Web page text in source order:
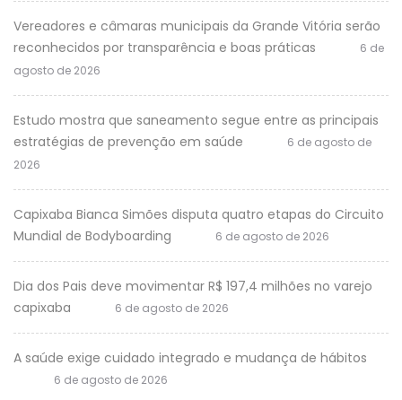
Vereadores e câmaras municipais da Grande Vitória serão
reconhecidos por transparência e boas práticas
6 de
agosto de 2026
Estudo mostra que saneamento segue entre as principais
estratégias de prevenção em saúde
6 de agosto de
2026
Capixaba Bianca Simões disputa quatro etapas do Circuito
Mundial de Bodyboarding
6 de agosto de 2026
Dia dos Pais deve movimentar R$ 197,4 milhões no varejo
capixaba
6 de agosto de 2026
A saúde exige cuidado integrado e mudança de hábitos
6 de agosto de 2026